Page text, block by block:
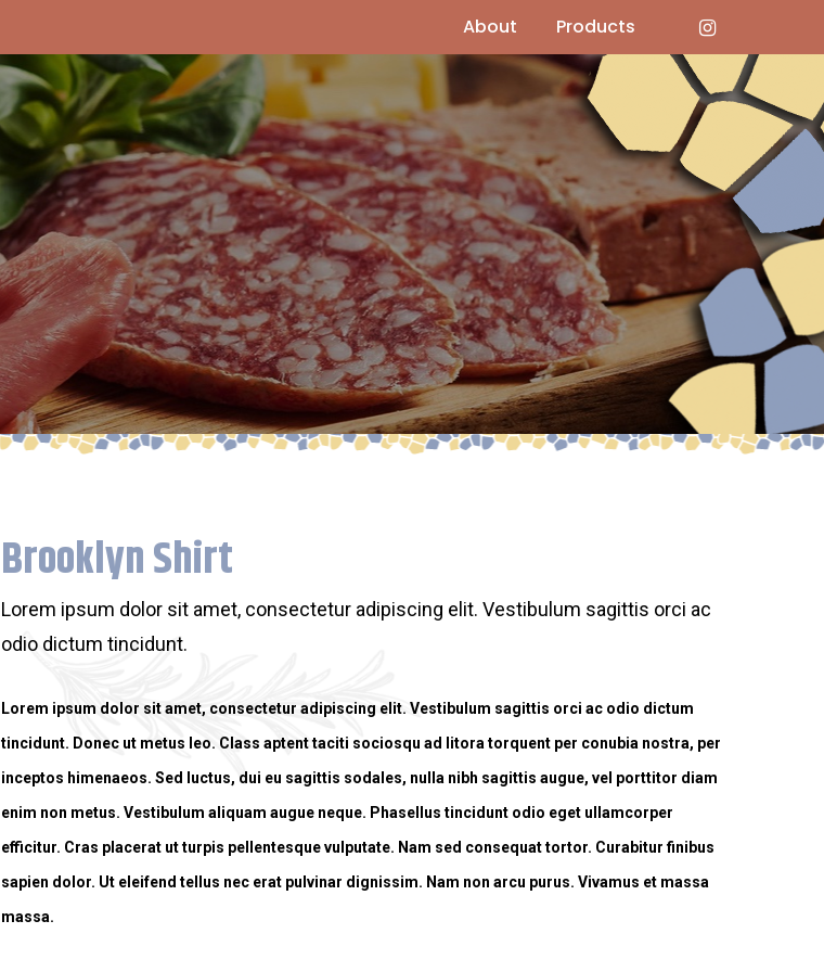
About Products
Brooklyn Shirt
Lorem ipsum dolor sit amet, consectetur adipiscing elit. Vestibulum sagittis orci ac
odio dictum tincidunt.
Lorem ipsum dolor sit amet, consectetur adipiscing elit. Vestibulum sagittis orci ac odio dictum
tincidunt. Donec ut metus leo. Class aptent taciti sociosqu ad litora torquent per conubia nostra, per
inceptos himenaeos. Sed luctus, dui eu sagittis sodales, nulla nibh sagittis augue, vel porttitor diam
enim non metus. Vestibulum aliquam augue neque. Phasellus tincidunt odio eget ullamcorper
efficitur. Cras placerat ut turpis pellentesque vulputate. Nam sed consequat tortor. Curabitur finibus
sapien dolor. Ut eleifend tellus nec erat pulvinar dignissim. Nam non arcu purus. Vivamus et massa
massa.